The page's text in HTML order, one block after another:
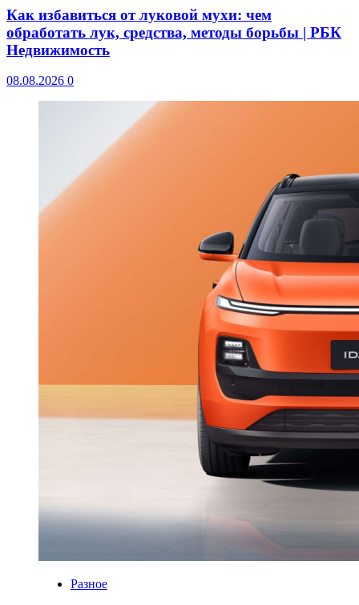
Как избавиться от луковой мухи: чем
обработать лук, средства, методы борьбы | РБК
Недвижимость
08.08.2026 0
Разное